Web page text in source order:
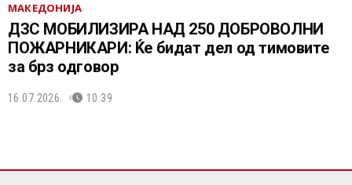
МАКЕДОНИЈА
ДЗС МОБИЛИЗИРА НАД 250 ДОБРОВОЛНИ
ПОЖАРНИКАРИ: Ќе бидат дел од тимовите
за брз одговор
16.07.2026. 10:39